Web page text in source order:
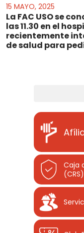
15 MAYO, 2025
La FAC USO se
las 11.30 en el
recientemente
de salud para
Caja
(CRS)